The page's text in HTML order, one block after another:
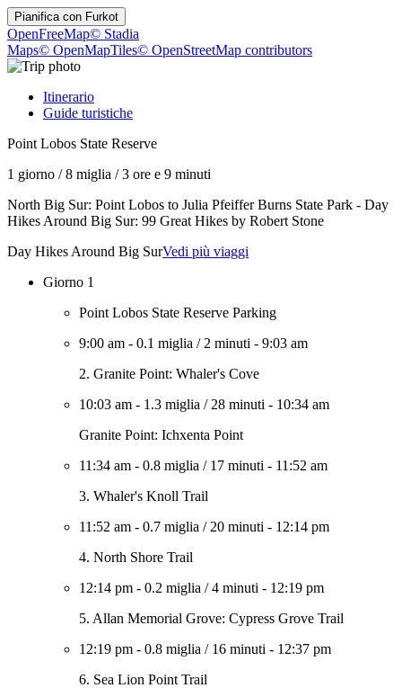
Pianifica con Furkot
OpenFreeMap© Stadia
Maps© OpenMapTiles© OpenStreetMap contributors
Itinerario
Guide turistiche
Point Lobos State Reserve
1 giorno /8 miglia /3 ore e 9 minuti
North Big Sur: Point Lobos to Julia Pfeiffer Burns State Park - Day
Hikes Around Big Sur: 99 Great Hikes by Robert Stone
Day Hikes Around Big SurVedi più viaggi
Giorno 1
Point Lobos State Reserve Parking
9:00 am - 0.1 miglia / 2 minuti - 9:03 am
2. Granite Point: Whaler's Cove
10:03 am - 1.3 miglia / 28 minuti - 10:34 am
Granite Point: Ichxenta Point
11:34 am - 0.8 miglia / 17 minuti - 11:52 am
3. Whaler's Knoll Trail
11:52 am - 0.7 miglia / 20 minuti - 12:14 pm
4. North Shore Trail
12:14 pm - 0.2 miglia /4 minuti - 12:19 pm
5. Allan Memorial Grove: Cypress Grove Trail
12:19 pm - 0.8 miglia / 16 minuti - 12:37 pm
6. Sea Lion Point Trail